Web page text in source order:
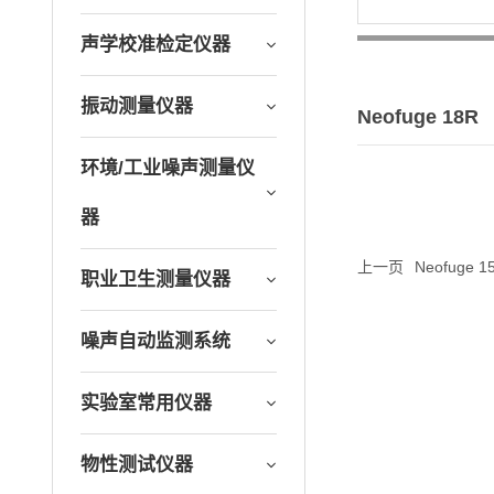
声学校准检定仪器
振动测量仪器
环境/工业噪声测量仪
器
职业卫生测量仪器
噪声自动监测系统
实验室常用仪器
物性测试仪器
Neofuge 18R
上一页 Neofuge